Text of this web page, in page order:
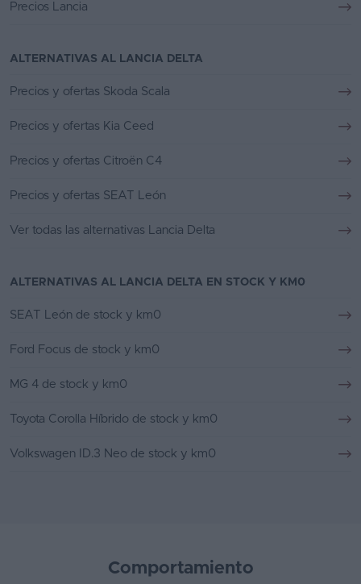
Precios Lancia
ALTERNATIVAS AL LANCIA DELTA
Precios y ofertas Skoda Scala
Precios y ofertas Kia Ceed
Precios y ofertas Citroën C4
Precios y ofertas SEAT León
Ver todas las alternativas Lancia Delta
ALTERNATIVAS AL LANCIA DELTA EN STOCK Y KM0
SEAT León de stock y km0
Ford Focus de stock y km0
MG 4 de stock y km0
Toyota Corolla Híbrido de stock y km0
Volkswagen ID.3 Neo de stock y km0
Comportamiento